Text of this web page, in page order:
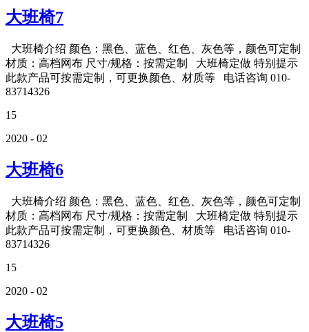
大班椅7
大班椅介绍 颜色：黑色、蓝色、红色、灰色等，颜色可定制
材质：高档网布 尺寸/规格：按需定制 大班椅定做 特别提示
此款产品可按需定制，可更换颜色、材质等 电话咨询 010-
83714326
15
2020 - 02
大班椅6
大班椅介绍 颜色：黑色、蓝色、红色、灰色等，颜色可定制
材质：高档网布 尺寸/规格：按需定制 大班椅定做 特别提示
此款产品可按需定制，可更换颜色、材质等 电话咨询 010-
83714326
15
2020 - 02
大班椅5